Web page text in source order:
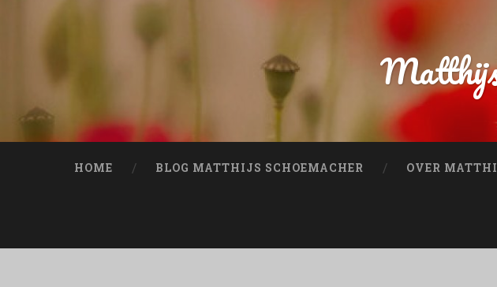
HOME BLOG MATTHIJS SCHOEMACHER OVER